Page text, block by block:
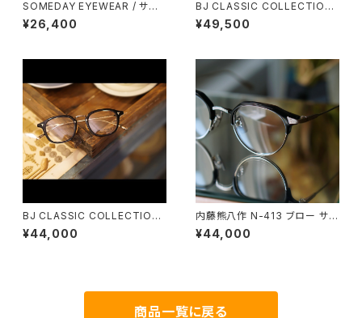
SOMEDAY EYEWEAR / サム
デー パリジャン SD-002 正視
堂 オリジナル
¥26,400
BJ CLASSIC COLLECTION
PREM-114S FPT BJクラシッ
ク 2025AW
¥49,500
BJ CLASSIC COLLECTION
COM-551A IT BJクラシック
¥44,000
内藤熊八作 N-413 ブロー サー
モント クラウンパント
¥44,000
商品一覧に戻る